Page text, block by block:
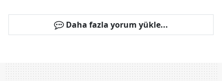
Daha fazla yorum yükle...